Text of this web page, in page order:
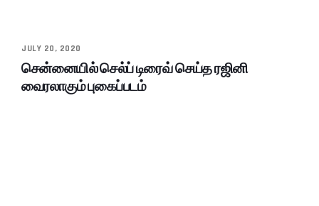
JULY 20, 2020
சென்னையில் செல்ப் டிரைவ் செய்த ரஜினி
வைரலாகும் புகைப்படம்